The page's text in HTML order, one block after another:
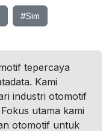
#Sim
tepercaya
Kami
industri otomotif
utama kami
otomotif untuk